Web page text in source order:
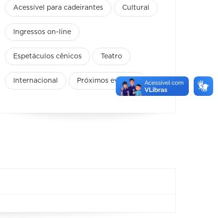
Acessível para cadeirantes Cultural
Ingressos on-line
Espetáculos cênicos Teatro
Internacional Próximos eventos